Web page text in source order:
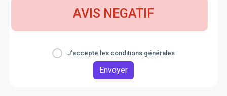
AVIS NEGATIF
J'accepte les conditions générales
Envoyer